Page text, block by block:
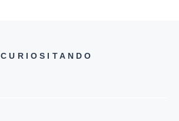
CURIOSITANDO